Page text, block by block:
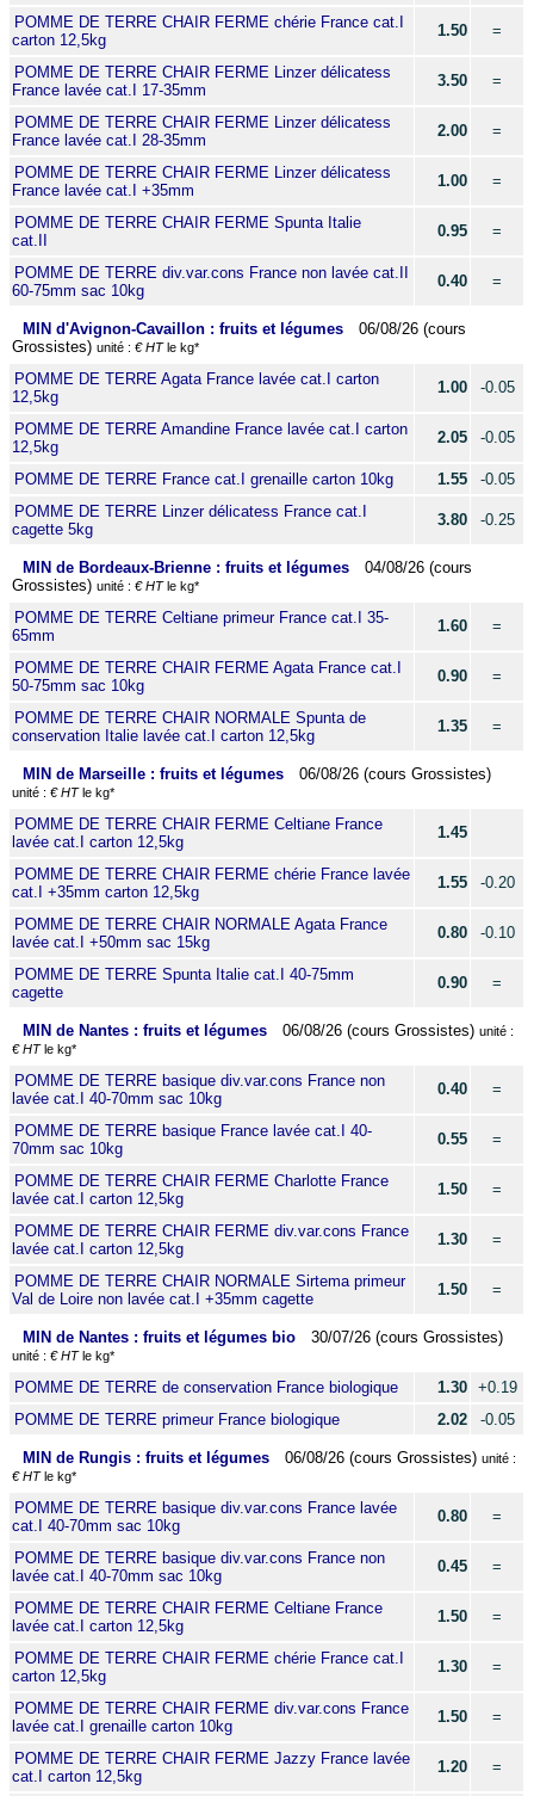
POMME DE TERRE CHAIR FERME chérie France cat.I
carton 12,5kg
1.50 =
POMME DE TERRE CHAIR FERME Linzer délicatess
France lavée cat.I 17-35mm
3.50 =
POMME DE TERRE CHAIR FERME Linzer délicatess
France lavée cat.I 28-35mm
2.00 =
POMME DE TERRE CHAIR FERME Linzer délicatess
France lavée cat.I +35mm
1.00 =
POMME DE TERRE CHAIR FERME Spunta Italie
cat.II
0.95 =
POMME DE TERRE div.var.cons France non lavée cat.II
60-75mm sac 10kg
0.40 =
MIN d'Avignon-Cavaillon : fruits et légumes
06/08/26 (cours
Grossistes) unité : € HTle kg*
POMME DE TERRE Agata France lavée cat.I carton
12,5kg
1.00 -0.05
POMME DE TERRE Amandine France lavée cat.I carton
12,5kg
2.05 -0.05
POMME DE TERRE France cat.I grenaille carton 10kg 1.55
-0.05
POMME DE TERRE Linzer délicatess France cat.I
cagette 5kg
3.80 -0.25
MIN de Bordeaux-Brienne : fruits et légumes
04/08/26 (cours
Grossistes) unité : € HTle kg*
POMME DE TERRE Celtiane primeur France cat.I 35-
65mm
1.60 =
POMME DE TERRE CHAIR FERME Agata France cat.I
50-75mm sac 10kg
0.90 =
POMME DE TERRE CHAIR NORMALE Spunta de
conservation Italie lavée cat.I carton 12,5kg
1.35 =
MIN de Marseille : fruits et légumes 06/08/26 (cours Grossistes)
unité : € HTle kg*
POMME DE TERRE CHAIR FERME Celtiane France
lavée cat.I carton 12,5kg
1.45
POMME DE TERRE CHAIR FERME chérie France lavée
cat.I +35mm carton 12,5kg
1.55 -0.20
POMME DE TERRE CHAIR NORMALE Agata France
lavée cat.I +50mm sac 15kg
0.80 -0.10
POMME DE TERRE Spunta Italie cat.I 40-75mm
cagette
0.90 =
MIN de Nantes : fruits et légumes 06/08/26 (cours Grossistes) unité :
€ HTle kg*
POMME DE TERRE basique div.var.cons France non
lavée cat.I 40-70mm sac 10kg
0.40 =
POMME DE TERRE basique France lavée cat.I 40-
70mm sac 10kg
0.55 =
POMME DE TERRE CHAIR FERME Charlotte France
lavée cat.I carton 12,5kg
1.50 =
POMME DE TERRE CHAIR FERME div.var.cons France
lavée cat.I carton 12,5kg
1.30 =
POMME DE TERRE CHAIR NORMALE Sirtema primeur
Val de Loire non lavée cat.I +35mm cagette
1.50 =
MIN de Nantes : fruits et légumes bio 30/07/26 (cours Grossistes)
unité : € HTle kg*
POMME DE TERRE de conservation France biologique 1.30 +0.19
POMME DE TERRE primeur France biologique
2.02 -0.05
MIN de Rungis : fruits et légumes 06/08/26 (cours Grossistes) unité :
€ HTle kg*
POMME DE TERRE basique div.var.cons France lavée
cat.I 40-70mm sac 10kg
0.80 =
POMME DE TERRE basique div.var.cons France non
lavée cat.I 40-70mm sac 10kg
0.45 =
POMME DE TERRE CHAIR FERME Celtiane France
lavée cat.I carton 12,5kg
1.50 =
POMME DE TERRE CHAIR FERME chérie France cat.I
carton 12,5kg
1.30 =
POMME DE TERRE CHAIR FERME div.var.cons France
lavée cat.I grenaille carton 10kg
1.50 =
POMME DE TERRE CHAIR FERME Jazzy France lavée
cat.I carton 12,5kg
1.20 =